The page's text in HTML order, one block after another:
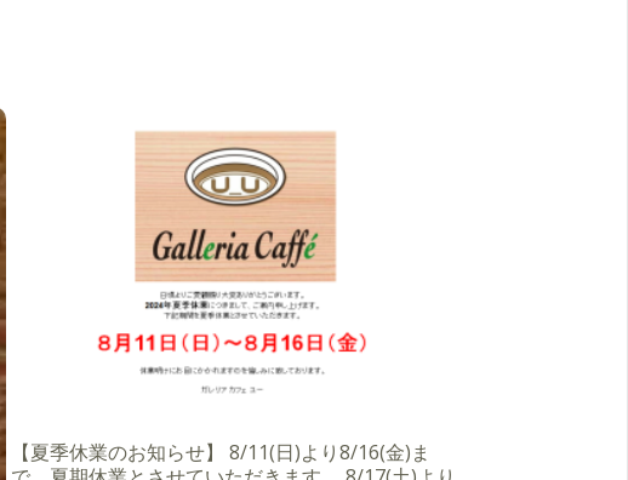
【夏季休業のお知らせ】 8/11(日)より8/16(金)ま